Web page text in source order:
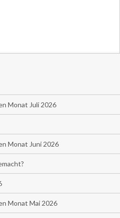
Monat Juli 2026
Monat Juni 2026
Monat Mai 2026